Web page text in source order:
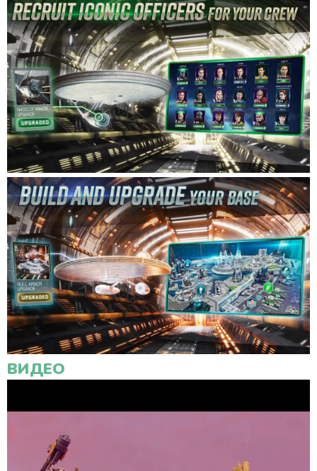
ВИДЕО